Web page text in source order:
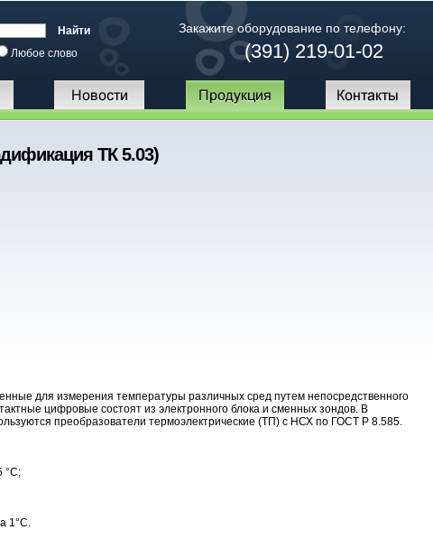
Любое слово
Закажите оборудование по телефону:
(391) 219-01-02
ТК 5.03)
для измерения температуры различных сред путем непосредственного
цифровые состоят из электронного блока и сменных зондов. В
преобразователи термоэлектрические (ТП) с НСХ по ГОСТ Р 8.585.
°С;
1°С.